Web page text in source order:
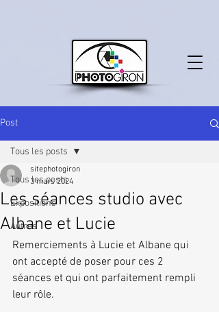
Post
Tous les posts
Expositions
Autres
Tous les posts
Les séances studio avec
Albane et Lucie
sitephotogiron
3 mars 2024
Remerciements à Lucie et Albane qui
ont accepté de poser pour ces 2
séances et qui ont parfaitement rempli
leur rôle.